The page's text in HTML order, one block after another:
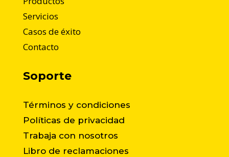
Servicios
Casos de éxito
Contacto
Soporte
Términos y condiciones
Políticas de privacidad
Trabaja con nosotros
Libro de reclamaciones